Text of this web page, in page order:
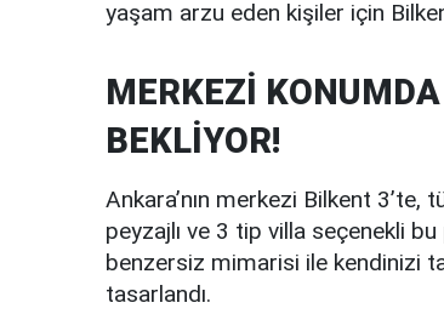
yaşam arzu eden kişiler için
MERKEZİ
BEKLİYOR!
Ankara’nın merkezi Bilkent
peyzajlı ve 3 tip villa seçenekli
benzersiz mimarisi ile kendinizi
tasarlandı.